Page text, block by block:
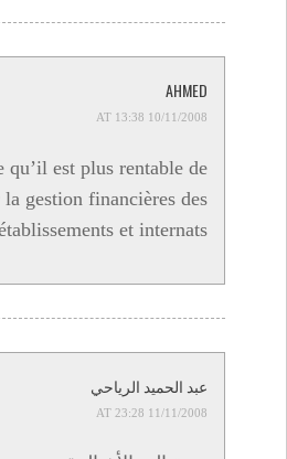
AHMED
10/11/2008 AT 13:38
qu’il est plus rentable de
gestion financières des
et internats.
عبد الحميد الرياحي
11/11/2008 AT 23:28